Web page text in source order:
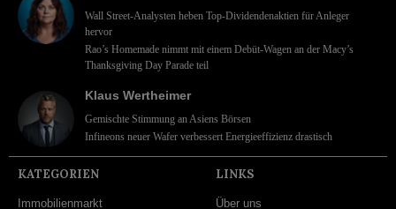
Wall Street-Analysten heben Top-Dividendenaktien für Anleger
hervor
Rao’s Homemade nimmt mit einem Debüt-Wagen an der Macy’s
Thanksgiving Day Parade teil
Klaus Wertheimer
Gemischte Stimmung an Asiens Börsen
Infineons neuer Wafer verbessert Energieeffizienz drastisch
KATEGORIEN
Immobilienmarkt
LINKS
Über uns